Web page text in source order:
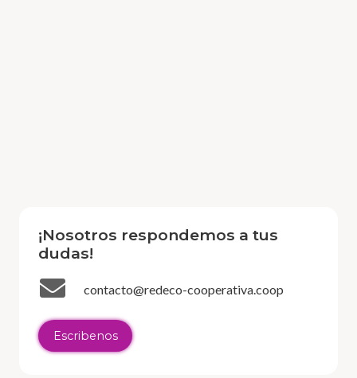
¡Nosotros respondemos a tus
dudas!
contacto@redeco-cooperativa.coop
Escribenos